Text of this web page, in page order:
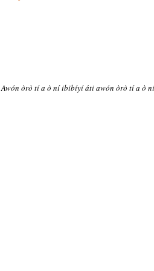
Awón òrò tí a ò ní ibibíyí áti awón òrò tí a ò